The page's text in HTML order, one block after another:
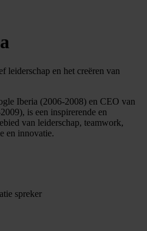
leiderschap en het creëren van
Iberia (2006-2008) en CEO van
is een inspirerende en
van leiderschap, teamwork,
en innovatie.
spreker